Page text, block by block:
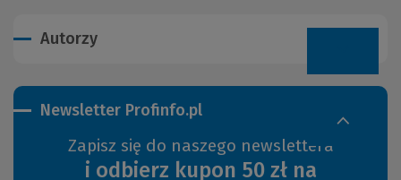
Autorzy
Newsletter Profinfo.pl
Zapisz się do naszego newslettera
i odbierz kupon 50 zł na